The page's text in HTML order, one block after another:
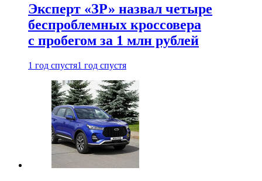
Эксперт «ЗР» назвал четыре
беспроблемных кроссовера
с пробегом за 1 млн рублей
1 год спустя1 год спустя